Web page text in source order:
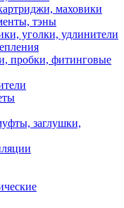
маховики
тэны
уголки, удлинители
пробки, фитинговые
заглушки,